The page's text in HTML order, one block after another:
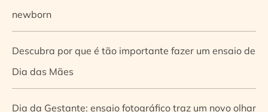
newborn
Descubra por que é tão importante fazer um ensaio de
Dia das Mães
Dia da Gestante: ensaio fotográfico traz um novo olhar